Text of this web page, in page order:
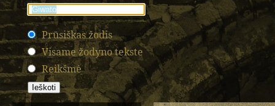
Prūsiškas žodis
Visame žodyno tekste
Reikšmė